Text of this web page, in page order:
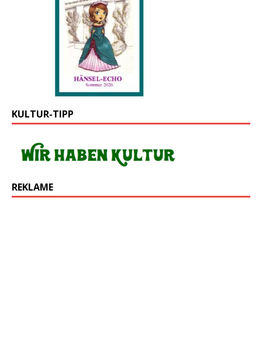
KULTUR-TIPP
REKLAME